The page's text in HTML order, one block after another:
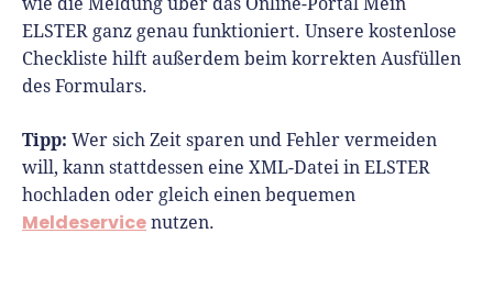
ELSTER ganz genau funktioniert. Unsere kostenlose
Checkliste hilft außerdem beim korrekten Ausfüllen
des Formulars.
Tipp: Wer sich Zeit sparen und Fehler vermeiden
will, kann stattdessen eine XML-Datei in ELSTER
hochladen oder gleich einen bequemen
Meldeservice nutzen.